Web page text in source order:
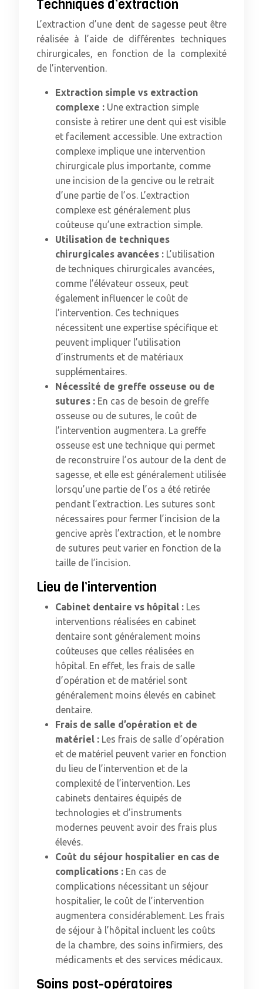
Techniques d’extraction
L’extraction d’une dent de sagesse peut être
réalisée à l’aide de différentes techniques
chirurgicales, en fonction de la complexité
de l’intervention.
Extraction simple vs extraction
complexe : Une extraction simple
consiste à retirer une dent qui est visible
et facilement accessible. Une extraction
complexe implique une intervention
chirurgicale plus importante, comme
une incision de la gencive ou le retrait
d’une partie de l’os. L’extraction
complexe est généralement plus
coûteuse qu’une extraction simple.
Utilisation de techniques
chirurgicales avancées : L’utilisation
de techniques chirurgicales avancées,
comme l’élévateur osseux, peut
également influencer le coût de
l’intervention. Ces techniques
nécessitent une expertise spécifique et
peuvent impliquer l’utilisation
d’instruments et de matériaux
supplémentaires.
Nécessité de greffe osseuse ou de
sutures : En cas de besoin de greffe
osseuse ou de sutures, le coût de
l’intervention augmentera. La greffe
osseuse est une technique qui permet
de reconstruire l’os autour de la dent de
sagesse, et elle est généralement utilisée
lorsqu’une partie de l’os a été retirée
pendant l’extraction. Les sutures sont
nécessaires pour fermer l’incision de la
gencive après l’extraction, et le nombre
de sutures peut varier en fonction de la
taille de l’incision.
Lieu de l’intervention
Cabinet dentaire vs hôpital : Les
interventions réalisées en cabinet
dentaire sont généralement moins
coûteuses que celles réalisées en
hôpital. En effet, les frais de salle
d’opération et de matériel sont
généralement moins élevés en cabinet
dentaire.
Frais de salle d’opération et de
matériel : Les frais de salle d’opération
et de matériel peuvent varier en fonction
du lieu de l’intervention et de la
complexité de l’intervention. Les
cabinets dentaires équipés de
technologies et d’instruments
modernes peuvent avoir des frais plus
élevés.
Coût du séjour hospitalier en cas de
complications : En cas de
complications nécessitant un séjour
hospitalier, le coût de l’intervention
augmentera considérablement. Les frais
de séjour à l’hôpital incluent les coûts
de la chambre, des soins infirmiers, des
médicaments et des services médicaux.
Soins post-opératoires